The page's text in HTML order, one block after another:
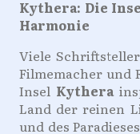
Kythera: Die
Harmonie
Viele
Filmemacher und
Insel Kythera
Land der reinen
und des